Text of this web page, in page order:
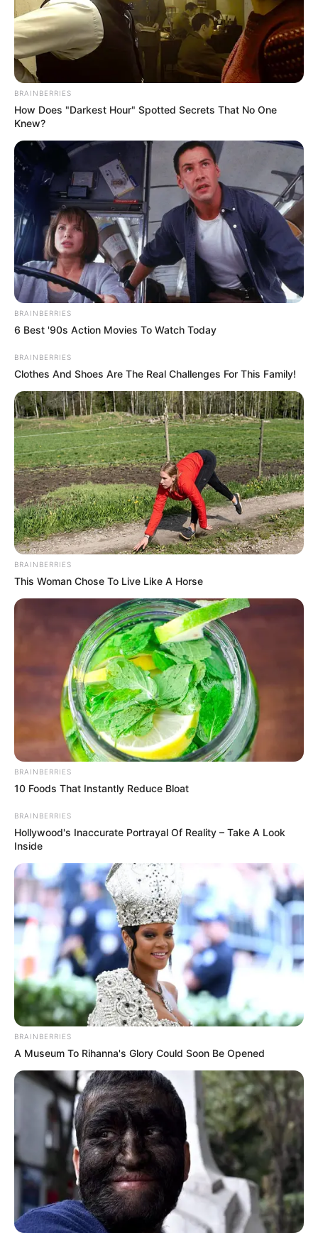
LIHAT ARTIKEL LAINNYA
Nyimas Ratu Rafa Beby Tsabina
Salshabilla Adriani Haico Van der Veken
Yasmin Napper Aura Kasih
BRAINBERRIES
How Does "Darkest Hour" Spotted Secrets That No One
Knew?
BRAINBERRIES
6 Best '90s Action Movies To Watch Today
BRAINBERRIES
Clothes And Shoes Are The Real Challenges For This Family!
BRAINBERRIES
This Woman Chose To Live Like A Horse
BRAINBERRIES
10 Foods That Instantly Reduce Bloat
BRAINBERRIES
Hollywood's Inaccurate Portrayal Of Reality – Take A Look
Inside
BRAINBERRIES
A Museum To Rihanna's Glory Could Soon Be Opened